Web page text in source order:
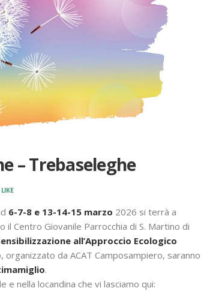
– Trebaseleghe
LIKE
6-7-8 e 13-14-15 marzo 2026 si terrà a
il Centro Giovanile Parrocchia di S. Martino di
all’Approccio Ecologico
da ACAT Camposampiero, saranno
.
nella locandina che vi lasciamo qui: